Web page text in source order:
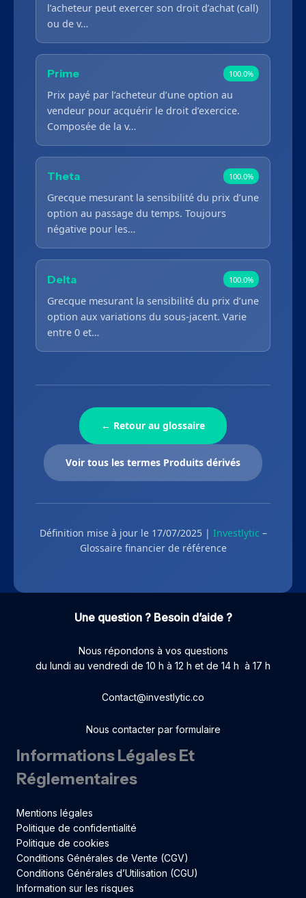
l’acheteur peut exercer son droit d’achat (call)
ou de v…
Prime 100.0%
Prix payé par l’acheteur d’une option au
vendeur pour acquérir le droit d’exercice.
Composée de la v…
Theta 100.0%
Grecque mesurant la sensibilité du prix d’une
option au passage du temps. Toujours
négative pour les…
Delta 100.0%
Grecque mesurant la sensibilité du prix d’une
option aux variations du sous-jacent. Varie
entre 0 et…
← Retour au glossaire
Voir tous les termes Produits dérivés
Définition mise à jour le 17/07/2025 | Investlytic –
Glossaire financier de référence
Une question ? Besoin d’aide ?
Nous répondons à vos questions
du lundi au vendredi de 10 h à 12 h et de 14 h à 17 h
Contact@investlytic.co
Nous contacter par formulaire
Informations Légales Et
Réglementaires
Mentions légales
Politique de confidentialité
Politique de cookies
Conditions Générales de Vente (CGV)
Conditions Générales d’Utilisation (CGU)
Information sur les risques